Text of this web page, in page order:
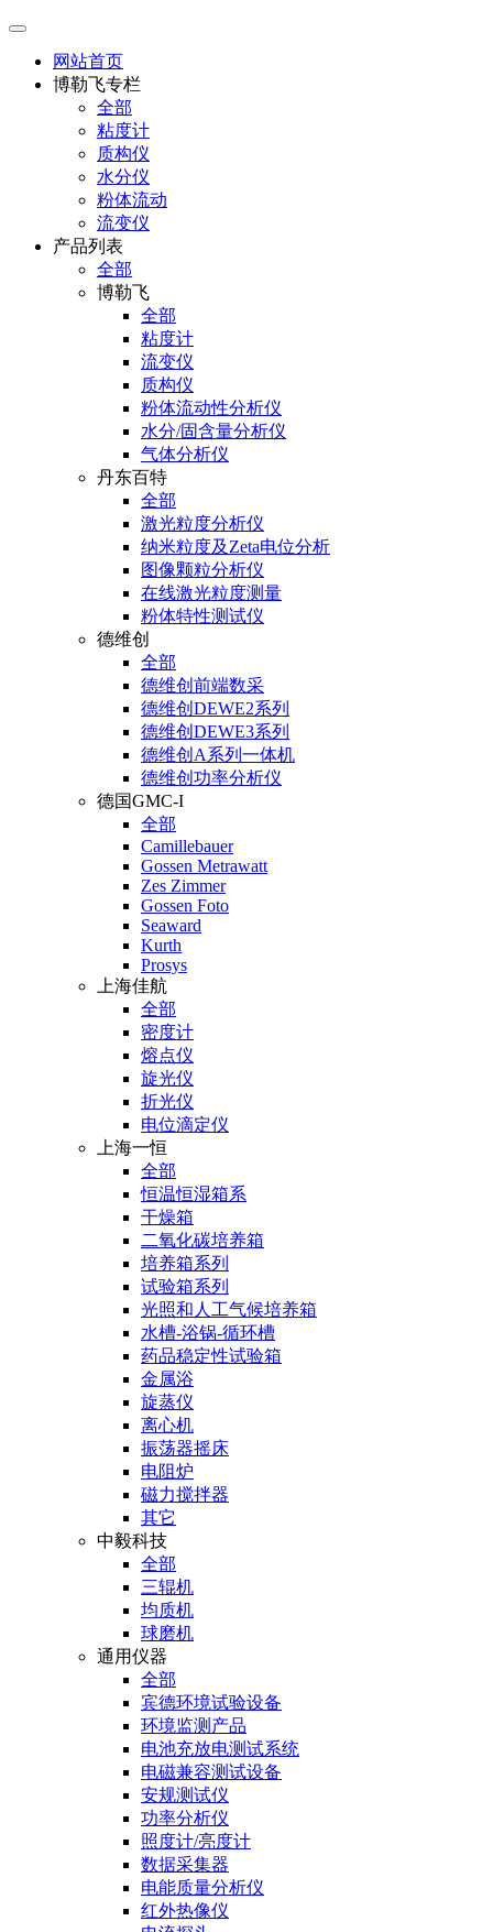
网站首页
博勒飞专栏
全部
粘度计
质构仪
水分仪
粉体流动
流变仪
产品列表
全部
博勒飞
全部
粘度计
流变仪
质构仪
粉体流动性分析仪
水分/固含量分析仪
气体分析仪
丹东百特
全部
激光粒度分析仪
纳米粒度及Zeta电位分析
图像颗粒分析仪
在线激光粒度测量
粉体特性测试仪
德维创
全部
德维创前端数采
德维创DEWE2系列
德维创DEWE3系列
德维创A系列一体机
德维创功率分析仪
德国GMC-I
全部
Camillebauer
Gossen Metrawatt
Zes Zimmer
Gossen Foto
Seaward
Kurth
Prosys
上海佳航
全部
密度计
熔点仪
旋光仪
折光仪
电位滴定仪
上海一恒
全部
恒温恒湿箱系
干燥箱
二氧化碳培养箱
培养箱系列
试验箱系列
光照和人工气候培养箱
水槽-浴锅-循环槽
药品稳定性试验箱
金属浴
旋蒸仪
离心机
振荡器摇床
电阻炉
磁力搅拌器
其它
中毅科技
全部
三辊机
均质机
球磨机
通用仪器
全部
宾德环境试验设备
环境监测产品
电池充放电测试系统
电磁兼容测试设备
安规测试仪
功率分析仪
照度计/亮度计
数据采集器
电能质量分析仪
红外热像仪